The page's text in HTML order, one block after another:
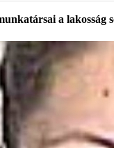
a lakosság